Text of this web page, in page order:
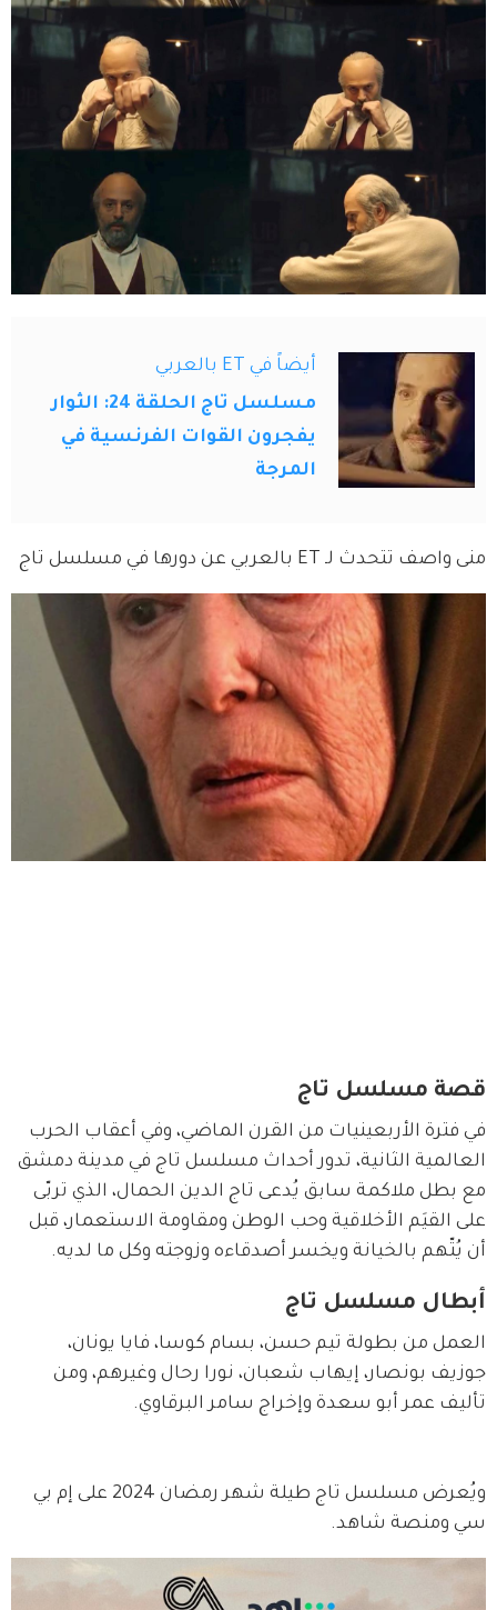
أيضاً في ET بالعربي
مسلسل تاج الحلقة 24: الثوار
يفجرون القوات الفرنسية في
المرجة
منى واصف تتحدث لـ ET بالعربي عن دورها في مسلسل تاج
قصة مسلسل تاج
في فترة الأربعينيات من القرن الماضي، وفي أعقاب الحرب
العالمية الثانية، تدور أحداث مسلسل تاج في مدينة دمشق
مع بطل ملاكمة سابق يُدعى تاج الدين الحمال، الذي تربّى
على القيَم الأخلاقية وحب الوطن ومقاومة الاستعمار، قبل
أن يُتّهم بالخيانة ويخسر أصدقاءه وزوجته وكل ما لديه.
أبطال مسلسل تاج
العمل من بطولة تيم حسن، بسام كوسا، فايا يونان،
جوزيف بونصار، إيهاب شعبان، نورا رحال وغيرهم، ومن
تأليف عمر أبو سعدة وإخراج سامر البرقاوي.
ويُعرض مسلسل تاج طيلة شهر رمضان 2024 على إم بي
سي ومنصة شاهد.